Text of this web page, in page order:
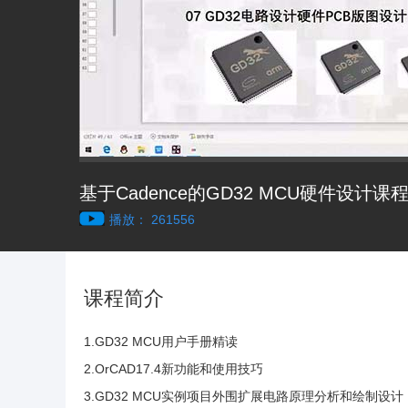
基于Cadence的GD32 MCU硬件设计课
播放： 261556
课程简介
1.GD32 MCU用户手册精读
2.OrCAD17.4新功能和使用技巧
3.GD32 MCU实例项目外围扩展电路原理分析和绘制设计